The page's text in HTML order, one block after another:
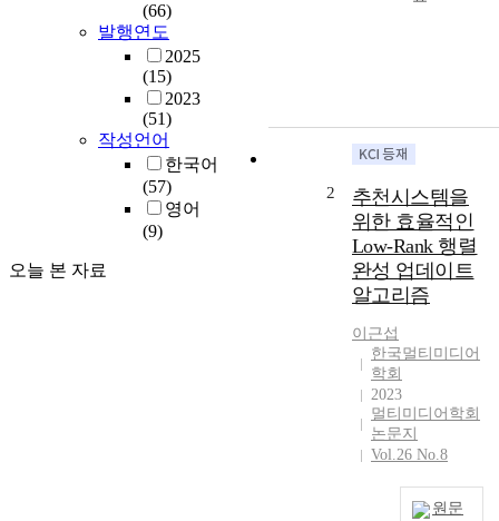
(66)
발행연도
2025
(15)
2023
(51)
작성언어
한국어
(57)
영어
(9)
오늘 본 자료
2
추천시스템을
위한 효율적인
Low-Rank 행렬
완성 업데이트
알고리즘
이근섭
한국멀티미디어
학회
2023
멀티미디어학회
논문지
Vol.26 No.8
원문